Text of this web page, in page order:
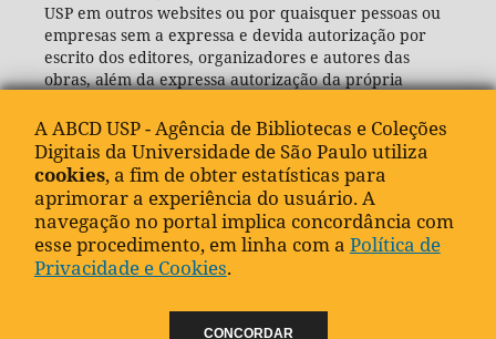
USP em outros websites ou por quaisquer pessoas ou
empresas sem a expressa e devida autorização por
escrito dos editores, organizadores e autores das
obras, além da expressa autorização da própria
(ABCD-USP).
A ABCD USP - Agência de Bibliotecas e Coleções
Digitais da Universidade de São Paulo utiliza
cookies, a fim de obter estatísticas para
aprimorar a experiência do usuário. A
navegação no portal implica concordância com
esse procedimento, em linha com a Política de
Privacidade e Cookies.
CONCORDAR